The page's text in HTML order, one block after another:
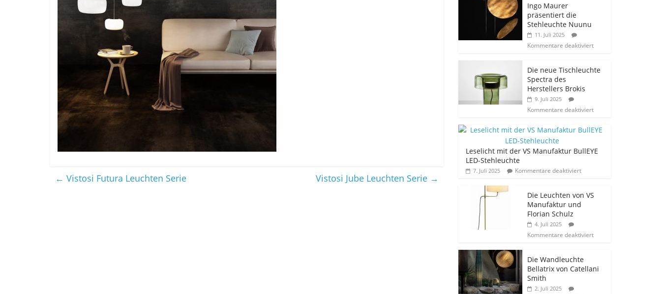
← Vistosi Futura Leuchten Serie Vistosi Jube Leuchten Serie →
Ingo Maurer
präsentiert die
Stehleuchte Nuunu
11. Juli 2025
Kommentare deaktiviert
Die neue Tischleuchte
Spectra des
Herstellers Brokis
9. Juli 2025
Kommentare deaktiviert
Leselicht mit der VS Manufaktur BullEYE
LED-Stehleuchte
7. Juli 2025 Kommentare deaktiviert
Die Leuchten von VS
Manufaktur und
Florian Schulz
4. Juli 2025
Kommentare deaktiviert
Die Wandleuchte
Bellatrix von Catellani
Smith
2. Juli 2025